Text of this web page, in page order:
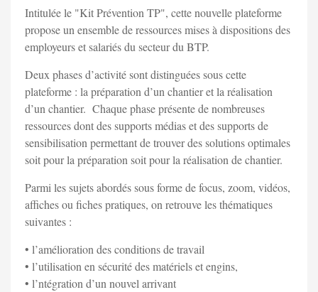
Intitulée le "Kit Prévention TP", cette nouvelle plateforme
propose un ensemble de ressources mises à dispositions des
employeurs et salariés du secteur du BTP.
Deux phases d’activité sont distinguées sous cette
plateforme : la préparation d’un chantier et la réalisation
d’un chantier. Chaque phase présente de nombreuses
ressources dont des supports médias et des supports de
sensibilisation permettant de trouver des solutions optimales
soit pour la préparation soit pour la réalisation de chantier.
Parmi les sujets abordés sous forme de focus, zoom, vidéos,
affiches ou fiches pratiques, on retrouve les thématiques
suivantes :
• l’amélioration des conditions de travail
• l’utilisation en sécurité des matériels et engins,
• l’ntégration d’un nouvel arrivant